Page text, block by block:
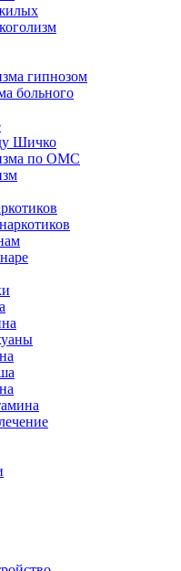
гипнозом
больного
Шичко
по ОМС